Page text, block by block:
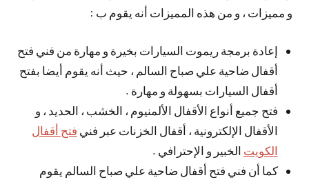
و مميزات ، و من هذه المميزات أنه يقوم ب :
إعادة برمجة ريموت السيارات بخيرة و مهارة من فني فتح
أقفال ضاحية علي صباح السالم ، حيث أنه يقوم أيضا بفتح
أقفال السيارات بسهولة و مهارة .
فتح جميع أنواع الأقفال الألمنيوم ، الخشب ، الحديد ، و
الأقفال الإلكترونية ، أقفال الخزنات عبر فني فتح أقفال
الكويت الخبير و الإحترافي .
كما أن فني فتح أقفال ضاحية علي صباح السالم يقوم